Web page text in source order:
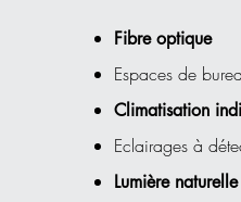
Fibre optique
Espaces de
Climatisation
Eclairages à
Lumière